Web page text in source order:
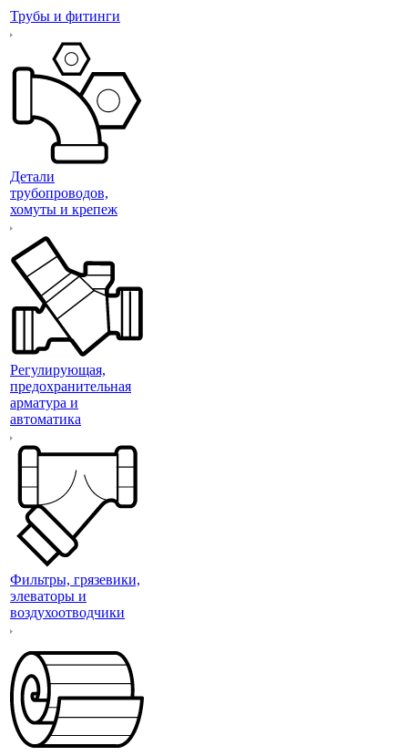
Трубы и фитинги
Детали
трубопроводов,
хомуты и крепеж
Регулирующая,
предохранительная
арматура и
автоматика
Фильтры, грязевики,
элеваторы и
воздухоотводчики